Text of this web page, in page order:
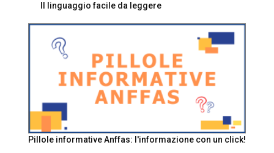
Il linguaggio facile da leggere
Pillole informative Anffas: l'informazione con un click!